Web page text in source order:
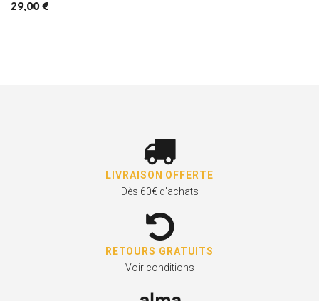
29,00 €
LIVRAISON OFFERTE
Dès 60€ d'achats
RETOURS GRATUITS
Voir conditions